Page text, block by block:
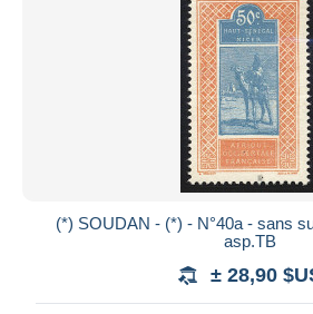
(*) SOUDAN - (*) - N°40a - sans
asp.TB
± 28,90